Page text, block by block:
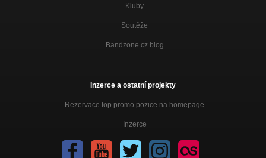
Kluby
Soutěže
Bandzone.cz blog
Inzerce a ostatní projekty
Rezervace top promo pozice na homepage
Inzerce